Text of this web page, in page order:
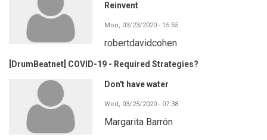
Reinvent
Mon, 03/23/2020 - 15:55
robertdavidcohen
[DrumBeatnet] COVID-19 - Required Strategies?
Don't have water
Wed, 03/25/2020 - 07:38
Margarita Barrón